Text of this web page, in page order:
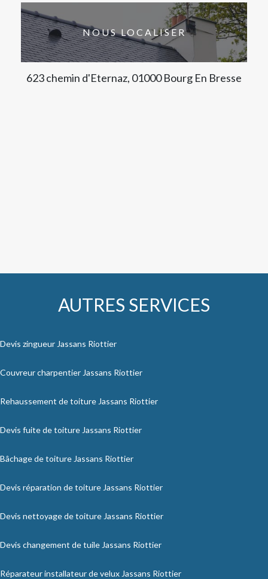
NOUS LOCALISER
623 chemin d'Eternaz, 01000 Bourg En Bresse
AUTRES SERVICES
Devis zingueur Jassans Riottier
Couvreur charpentier Jassans Riottier
Rehaussement de toiture Jassans Riottier
Devis fuite de toiture Jassans Riottier
Bâchage de toiture Jassans Riottier
Devis réparation de toiture Jassans Riottier
Devis nettoyage de toiture Jassans Riottier
Devis changement de tuile Jassans Riottier
Réparateur installateur de velux Jassans Riottier